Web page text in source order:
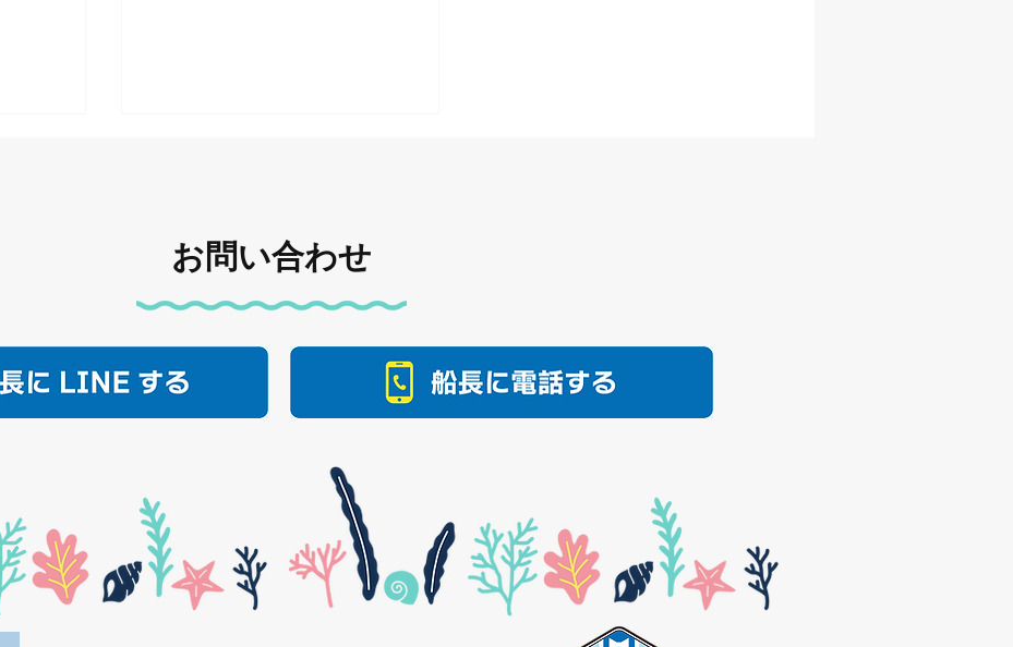
お問い合わせ